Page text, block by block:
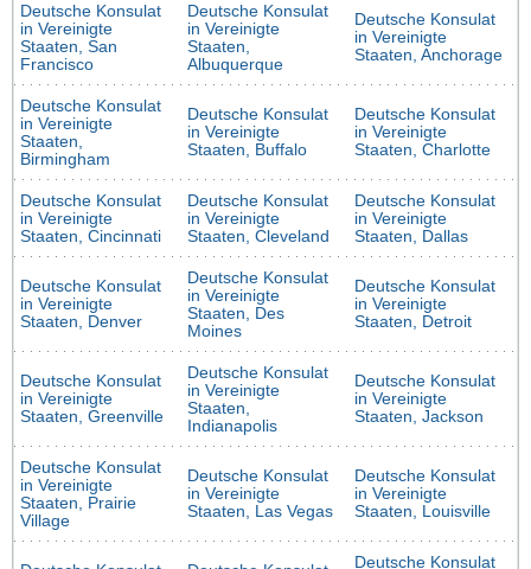
Deutsche Konsulat
in Vereinigte
Staaten, San
Francisco
Deutsche Konsulat
in Vereinigte
Staaten,
Albuquerque
Deutsche Konsulat
in Vereinigte
Staaten, Anchorage
Deutsche Konsulat
in Vereinigte
Staaten,
Birmingham
Deutsche Konsulat
in Vereinigte
Staaten, Buffalo
Deutsche Konsulat
in Vereinigte
Staaten, Charlotte
Deutsche Konsulat
in Vereinigte
Staaten, Cincinnati
Deutsche Konsulat
in Vereinigte
Staaten, Cleveland
Deutsche Konsulat
in Vereinigte
Staaten, Dallas
Deutsche Konsulat
in Vereinigte
Staaten, Denver
Deutsche Konsulat
in Vereinigte
Staaten, Des
Moines
Deutsche Konsulat
in Vereinigte
Staaten, Detroit
Deutsche Konsulat
in Vereinigte
Staaten, Greenville
Deutsche Konsulat
in Vereinigte
Staaten,
Indianapolis
Deutsche Konsulat
in Vereinigte
Staaten, Jackson
Deutsche Konsulat
in Vereinigte
Staaten, Prairie
Village
Deutsche Konsulat
in Vereinigte
Staaten, Las Vegas
Deutsche Konsulat
in Vereinigte
Staaten, Louisville
Deutsche Konsulat